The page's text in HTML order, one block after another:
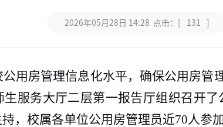
2026年05月28日 14:28 点击：[ 131 ]
用房管理信息化水平，确保公用房管
服务大厅二层第一报告厅组织召开
，校属各单位公用房管理员近70人参加